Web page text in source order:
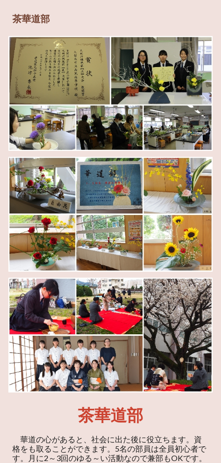
茶華道部
茶華道部
華道の心があると、社会に出た後に役立ちます。資
格をも取ることができます。5名の部員は全員初心者で
す。月に2～3回のゆる～い活動なので兼部もOKです。